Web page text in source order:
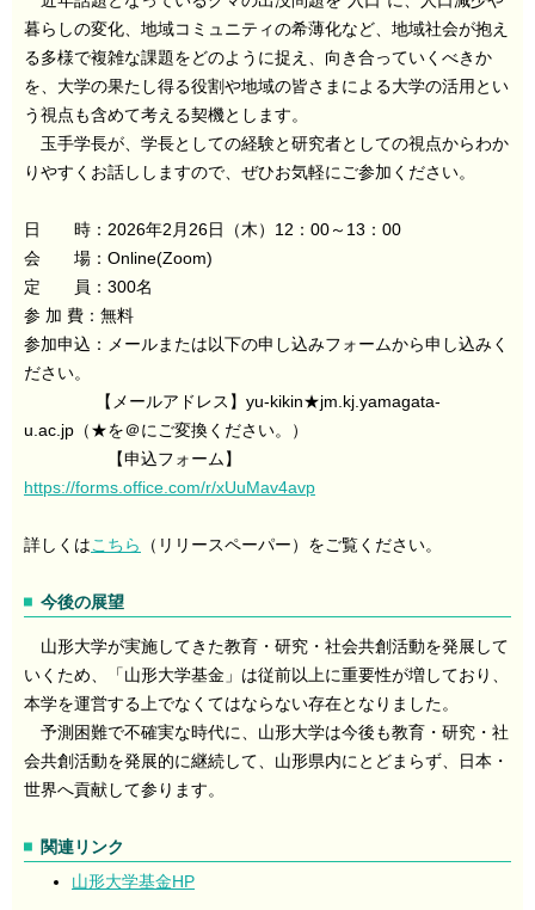
暮らしの変化、地域コミュニティの希薄化など、地域社会が抱え
る多様で複雑な課題をどのように捉え、向き合っていくべきか
を、大学の果たし得る役割や地域の皆さまによる大学の活用とい
う視点も含めて考える契機とします。
玉手学長が、学長としての経験と研究者としての視点からわか
りやすくお話ししますので、ぜひお気軽にご参加ください。
日 時：2026年2月26日（木）12：00～13：00
会 場：Online(Zoom)
定 員：300名
参 加 費：無料
参加申込：メールまたは以下の申し込みフォームから申し込みく
ださい。
【メールアドレス】yu-kikin★jm.kj.yamagata-
u.ac.jp（★を＠にご変換ください。）
【申込フォーム】
https://forms.office.com/r/xUuMav4avp
詳しくはこちら （リリースペーパー）をご覧ください。
今後の展望
山形大学が実施してきた教育・研究・社会共創活動を発展して
いくため、「山形大学基金」は従前以上に重要性が増しており、
本学を運営する上でなくてはならない存在となりました。
予測困難で不確実な時代に、山形大学は今後も教育・研究・社
会共創活動を発展的に継続して、山形県内にとどまらず、日本・
世界へ貢献して参ります。
関連リンク
山形大学基金HP